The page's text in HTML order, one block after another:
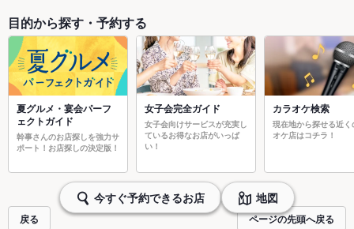
目的から探す・予約する
夏グルメ・宴会パーフ
ェクトガイド
幹事さんのお店探しを強力サ
ポート！お店探しの決定版！
女子会完全ガイド
女子会向けサービスが充実し
ているお得なお店がいっぱ
い！
カラオケ検索
現在地から探せる近く
オケ店はコチラ！
戻る ページの先頭へ戻る
今すぐ予約できるお店 地図